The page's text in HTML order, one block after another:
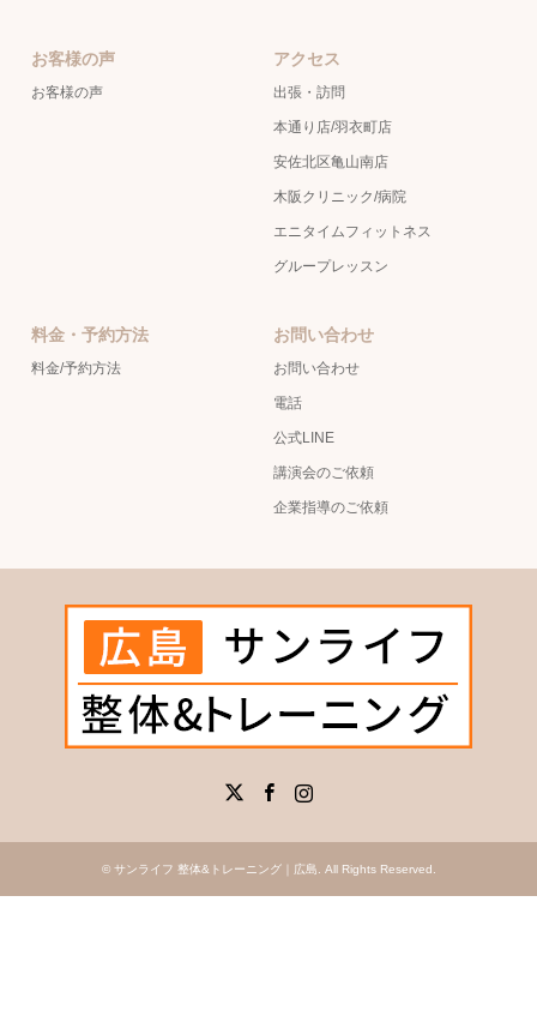
お客様の声
お客様の声
アクセス
出張・訪問
本通り店/羽衣町店
安佐北区亀山南店
木阪クリニック/病院
エニタイムフィットネス
グループレッスン
料金・予約方法
料金/予約方法
お問い合わせ
お問い合わせ
電話
公式LINE
講演会のご依頼
企業指導のご依頼
© サンライフ 整体&トレーニング｜広島. All Rights Reserved.